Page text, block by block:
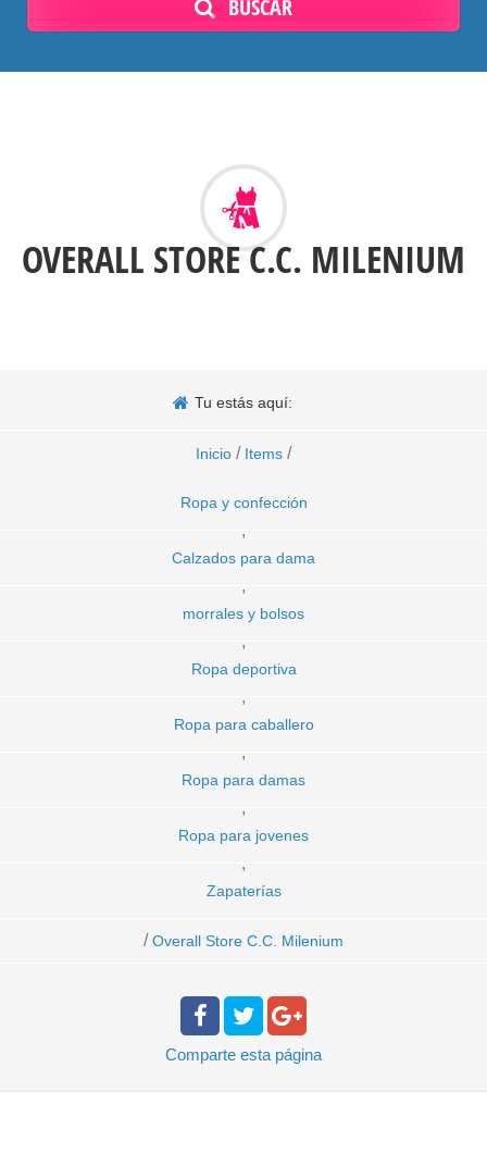
BUSCAR
OVERALL STORE C.C. MILENIUM
Tu estás aquí:
Inicio / Items /
Ropa y confección
,
Calzados para dama
,
morrales y bolsos
,
Ropa deportiva
,
Ropa para caballero
,
Ropa para damas
,
Ropa para jovenes
,
Zapaterías
/ Overall Store C.C. Milenium
Comparte esta página